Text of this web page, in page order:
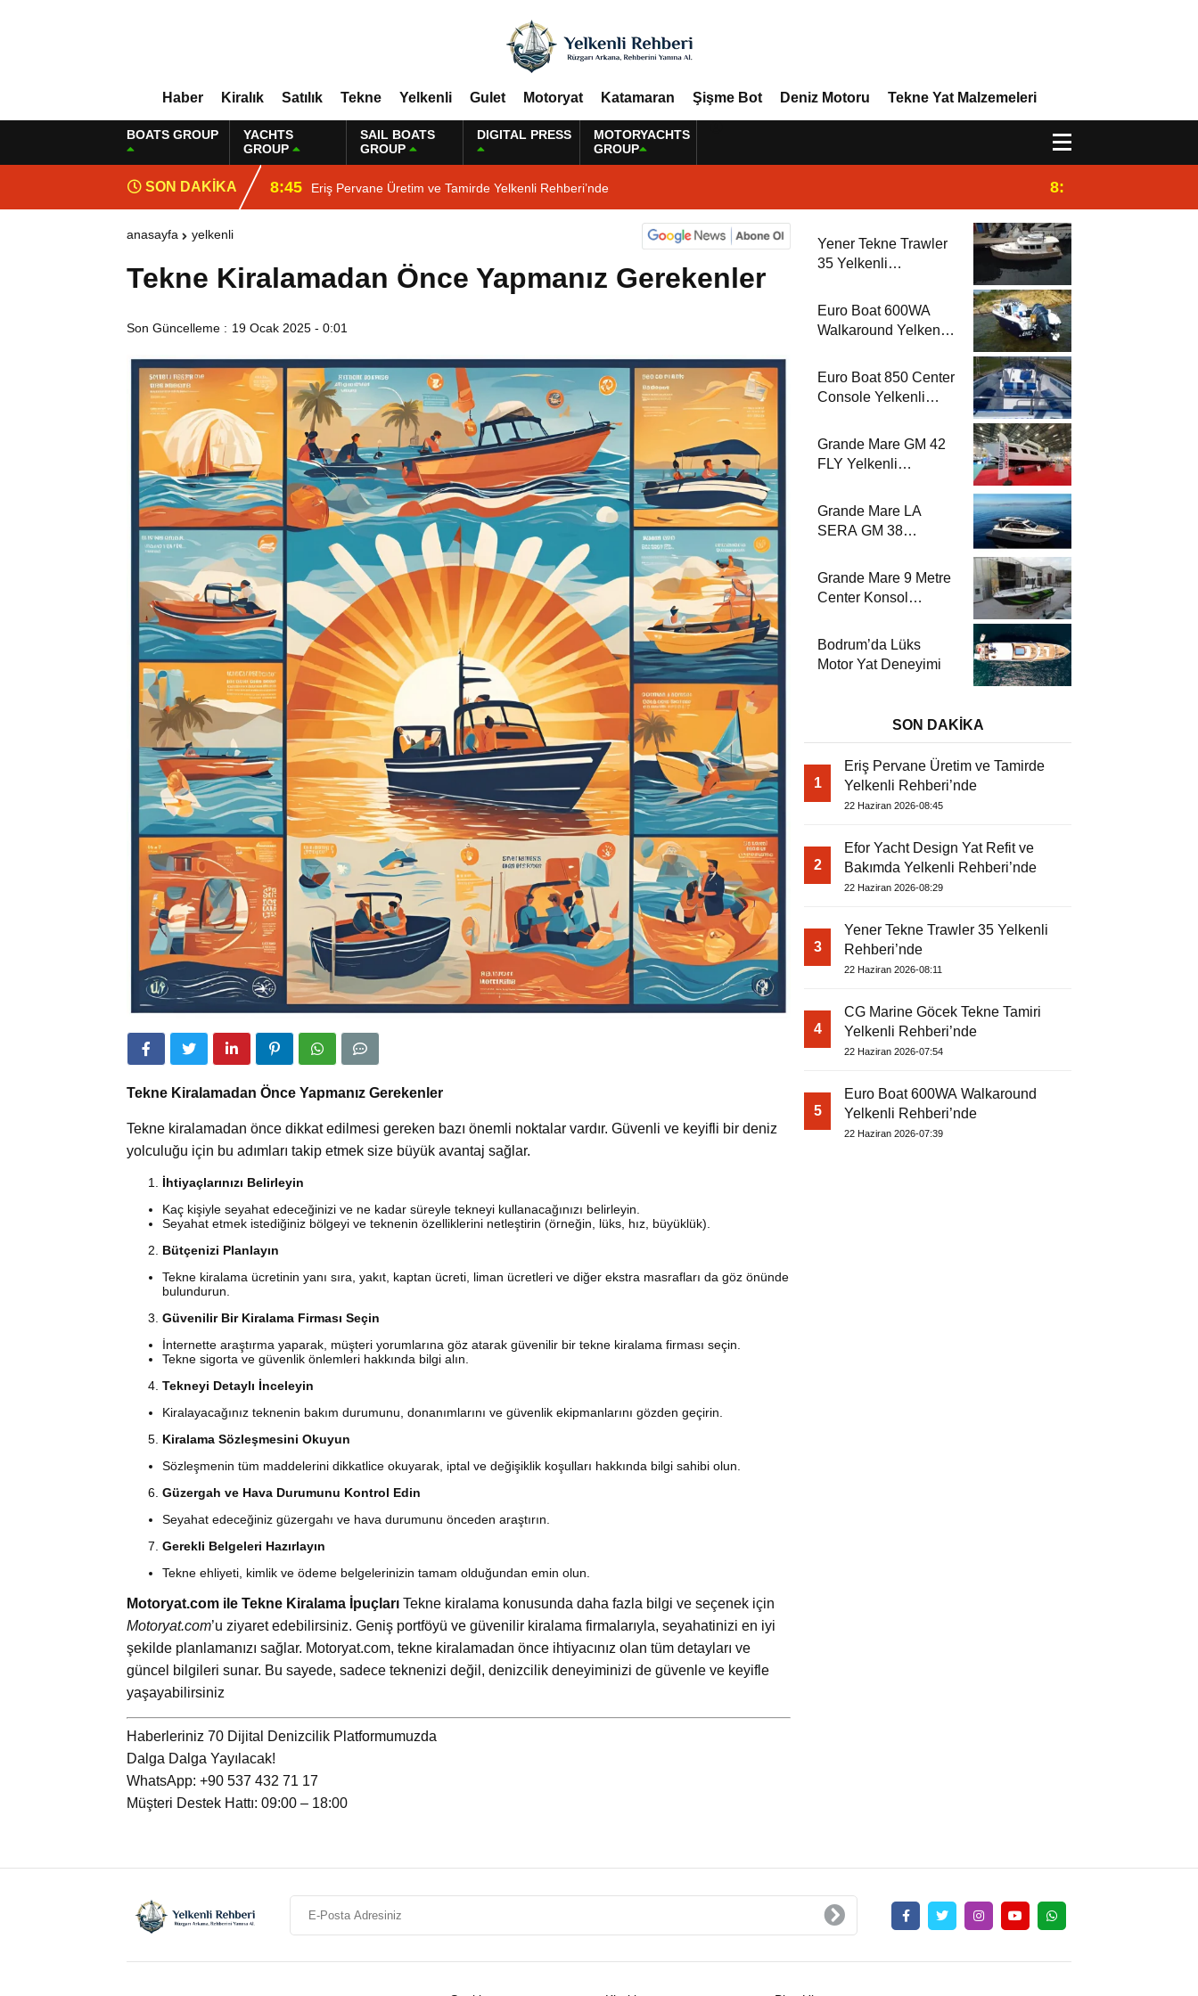
Haber Kiralık Satılık Tekne Yelkenli Gulet Motoryat Katamaran Şişme Bot Deniz Motoru Tekne Yat Malzemeleri
BOATS GROUP
YACHTS
GROUP
SAIL BOATS
GROUP
DIGITAL PRESS
MOTORYACHTS
GROUP
SON DAKİKA 8:45 Eriş Pervane Üretim ve Tamirde Yelkenli Rehberi’nde 8:29
anasayfa yelkenli
Tekne Kiralamadan Önce Yapmanız Gerekenler
Son Güncelleme : 19 Ocak 2025 - 0:01
Tekne Kiralamadan Önce Yapmanız Gerekenler
Tekne kiralamadan önce dikkat edilmesi gereken bazı önemli noktalar vardır. Güvenli ve keyifli bir deniz
yolculuğu için bu adımları takip etmek size büyük avantaj sağlar.
İhtiyaçlarınızı Belirleyin
Kaç kişiyle seyahat edeceğinizi ve ne kadar süreyle tekneyi kullanacağınızı belirleyin.
Seyahat etmek istediğiniz bölgeyi ve teknenin özelliklerini netleştirin (örneğin, lüks, hız, büyüklük).
Bütçenizi Planlayın
Tekne kiralama ücretinin yanı sıra, yakıt, kaptan ücreti, liman ücretleri ve diğer ekstra masrafları da göz önünde
bulundurun.
Güvenilir Bir Kiralama Firması Seçin
İnternette araştırma yaparak, müşteri yorumlarına göz atarak güvenilir bir tekne kiralama firması seçin.
Tekne sigorta ve güvenlik önlemleri hakkında bilgi alın.
Tekneyi Detaylı İnceleyin
Kiralayacağınız teknenin bakım durumunu, donanımlarını ve güvenlik ekipmanlarını gözden geçirin.
Kiralama Sözleşmesini Okuyun
Sözleşmenin tüm maddelerini dikkatlice okuyarak, iptal ve değişiklik koşulları hakkında bilgi sahibi olun.
Güzergah ve Hava Durumunu Kontrol Edin
Seyahat edeceğiniz güzergahı ve hava durumunu önceden araştırın.
Gerekli Belgeleri Hazırlayın
Tekne ehliyeti, kimlik ve ödeme belgelerinizin tamam olduğundan emin olun.
Motoryat.com ile Tekne Kiralama İpuçları Tekne kiralama konusunda daha fazla bilgi ve seçenek için
Motoryat.com’u ziyaret edebilirsiniz. Geniş portföyü ve güvenilir kiralama firmalarıyla, seyahatinizi en iyi
şekilde planlamanızı sağlar. Motoryat.com, tekne kiralamadan önce ihtiyacınız olan tüm detayları ve
güncel bilgileri sunar. Bu sayede, sadece teknenizi değil, denizcilik deneyiminizi de güvenle ve keyifle
yaşayabilirsiniz
Haberleriniz 70 Dijital Denizcilik Platformumuzda
Dalga Dalga Yayılacak!
WhatsApp: +90 537 432 71 17
Müşteri Destek Hattı: 09:00 – 18:00
Yener Tekne Trawler
35 Yelkenli
Euro Boat 600WA
Walkaround Yelkenli
Euro Boat 850 Center
Console Yelkenli
Grande Mare GM 42
FLY Yelkenli
Grande Mare LA
SERA GM 38
Grande Mare 9 Metre
Center Konsol
Bodrum’da Lüks
Motor Yat Deneyimi
SON DAKİKA
1
Eriş Pervane Üretim ve Tamirde
Yelkenli Rehberi’nde
22 Haziran 2026-08:45
2
Efor Yacht Design Yat Refit ve
Bakımda Yelkenli Rehberi’nde
22 Haziran 2026-08:29
3
Yener Tekne Trawler 35 Yelkenli
Rehberi’nde
22 Haziran 2026-08:11
4
CG Marine Göcek Tekne Tamiri
Yelkenli Rehberi’nde
22 Haziran 2026-07:54
5
Euro Boat 600WA Walkaround
Yelkenli Rehberi’nde
22 Haziran 2026-07:39